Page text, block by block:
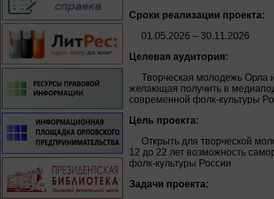
Сроки реализации проекта:
01.05.2026 – 30.11.2026
Целевая аудитория:
Творческая молодежь Орла
желающая получить в
современной фолк-культуры
Цель проекта:
Открыть для творческой
12 до 22 лет возможность
фолк-культуры России
Задачи проекта: